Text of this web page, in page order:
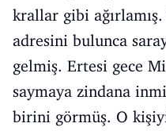
krallar gibi
adresini bulunca
gelmiş. Ertesi gece
saymaya zindana
birini görmüş. O